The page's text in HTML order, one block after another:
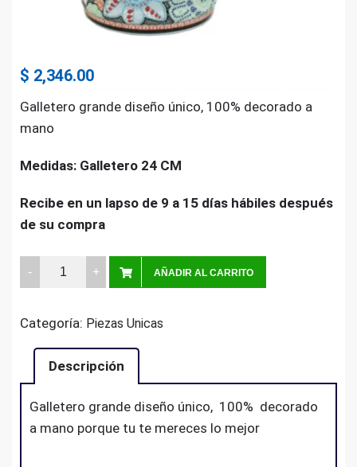
$ 2,346.00
Galletero grande diseño único, 100% decorado a
mano
Medidas: Galletero 24 CM
Recibe en un lapso de 9 a 15 días hábiles después
de su compra
Galletero
Grande
cm
quantity
AÑADIR AL CARRITO
Categoría: Piezas Unicas
Descripción
Galletero grande diseño único, 100% decorado
a mano porque tu te mereces lo mejor